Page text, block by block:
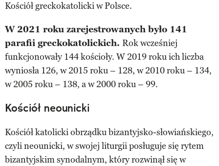
Kościół greckokatolicki w Polsce.
W 2021 roku zarejestrowanych było 141
parafii greckokatolickich. Rok wcześniej
funkcjonowały 144 kościoły. W 2019 roku ich liczba
wyniosła 126, w 2015 roku – 128, w 2010 roku – 134,
w 2005 roku – 138, a w 2000 roku – 99.
Kościół neounicki
Kościół katolicki obrządku bizantyjsko-słowiańskiego,
czyli neounicki, w swojej liturgii posługuje się rytem
bizantyjskim synodalnym, który rozwinął się w